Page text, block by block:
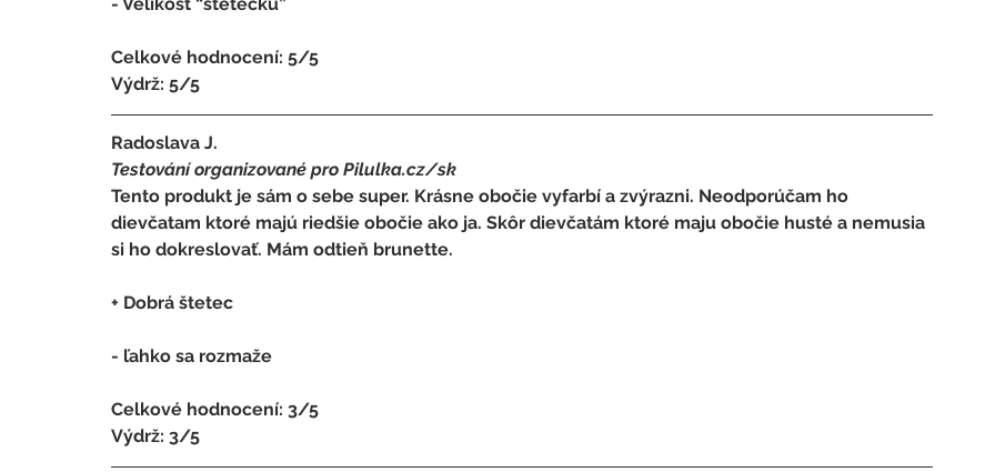
Celkové hodnocení: 5/5
Výdrž: 5/5
Radoslava J.
Testování organizované pro Pilulka.cz/sk
Tento produkt je sám o sebe super. Krásne obočie vyfarbí a zvýrazni. Neodporúčam ho
dievčatam ktoré majú riedšie obočie ako ja. Skôr dievčatám ktoré maju obočie husté a nemusia
si ho dokreslovať. Mám odtieň brunette.
+ Dobrá štetec
- ľahko sa rozmaže
Celkové hodnocení: 3/5
Výdrž: 3/5